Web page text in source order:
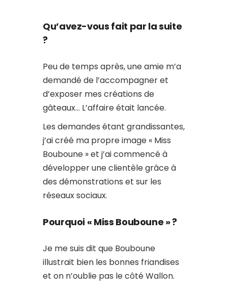
Qu’avez-vous fait par la suite
?
Peu de temps après, une amie m’a
demandé de l’accompagner et
d’exposer mes créations de
gâteaux… L’affaire était lancée.
Les demandes étant grandissantes,
j’ai créé ma propre image « Miss
Bouboune » et j’ai commencé à
développer une clientèle grâce à
des démonstrations et sur les
réseaux sociaux.
Pourquoi « Miss Bouboune » ?
Je me suis dit que Bouboune
illustrait bien les bonnes friandises
et on n’oublie pas le côté Wallon.